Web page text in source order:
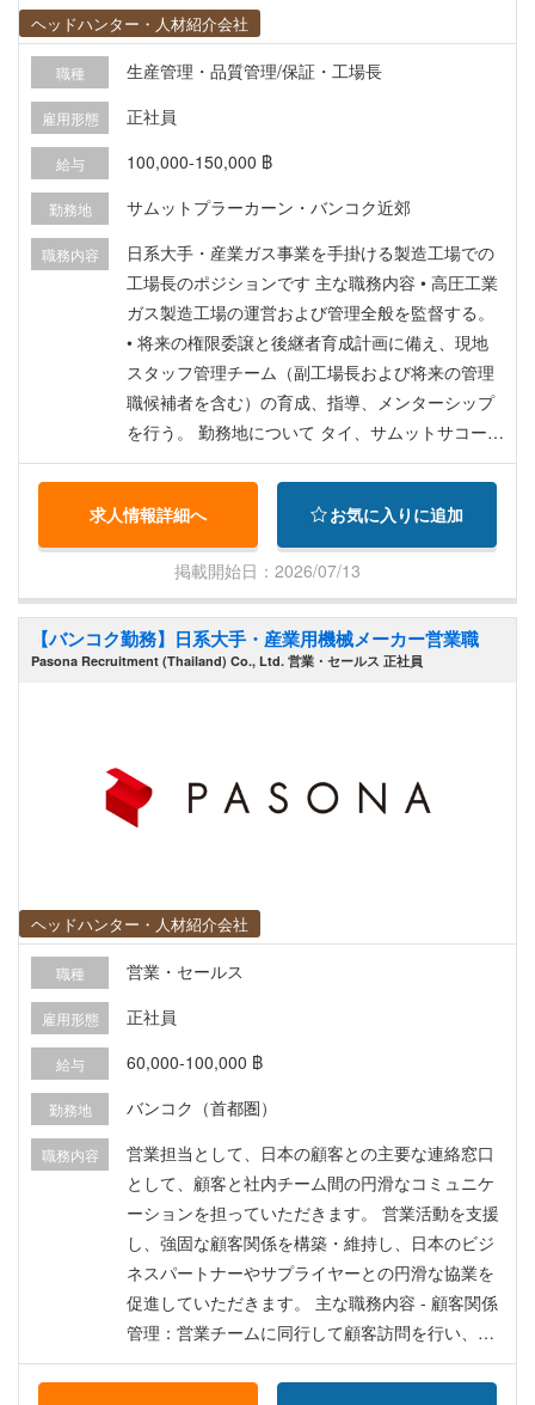
ヘッドハンター・人材紹介会社
職種 生産管理・品質管理/保証・工場長
雇用形態 正社員
給与 100,000-150,000 ฿
勤務地 サムットプラーカーン・バンコク近郊
職務内容
日系大手・産業ガス事業を手掛ける製造工場での
工場長のポジションです 主な職務内容 • 高圧工業
ガス製造工場の運営および管理全般を監督する。
• 将来の権限委譲と後継者育成計画に備え、現地
スタッフ管理チーム（副工場長および将来の管理
職候補者を含む）の育成、指導、メンターシップ
を行う。 勤務地について タイ、サムットサコーン
県 • 採用された方は、当初バンコク首都圏にある
当社の製造施設に配属されます。 • 今後、当社が
複数の生産拠点へと事業を拡大していく中で、今
後1～2年以内に別の工場（例：ナコンサワン）へ
の異動の機会が生じる可能性があります。 • 最終
的な配属先は、候補者の能力、適性、希望、そし
て当社の事業ニーズを考慮した上で、双方の協議
により決定されます。
求人情報詳細へ お気に入りに追加
掲載開始日：2026/07/13
【バンコク勤務】日系大手・産業用機械メーカー営業職
Pasona Recruitment (Thailand) Co., Ltd. 営業・セールス 正社員
ヘッドハンター・人材紹介会社
職種 営業・セールス
雇用形態 正社員
給与 60,000-100,000 ฿
勤務地 バンコク（首都圏）
職務内容
営業担当として、日本の顧客との主要な連絡窓口
として、顧客と社内チーム間の円滑なコミュニケ
ーションを担っていただきます。 営業活動を支援
し、強固な顧客関係を構築・維持し、日本のビジ
ネスパートナーやサプライヤーとの円滑な協業を
促進していただきます。 主な職務内容 - 顧客関係
管理：営業チームに同行して顧客訪問を行い、顧
客のニーズを理解し、フィードバックを収集し、
顧客からの問い合わせや問題の解決を支援 - コミ